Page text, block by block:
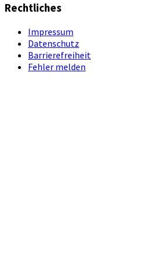
Rechtliches
Impressum
Datenschutz
Barrierefreiheit
Fehler melden